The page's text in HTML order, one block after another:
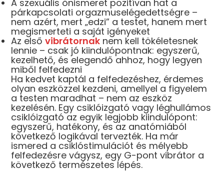
A szexuális önismeret pozitívan hat a
párkapcsolati orgazmuselégedettségre –
nem azért, mert „edzi” a testet, hanem mert
megismerteti a saját igényeket
Az elsővibrátornak nem kell tökéletesnek
lennie – csak jó kiindulópontnak: egyszerű,
kezelhető, és elegendő ahhoz, hogy legyen
miből felfedezni
Ha kedvet kaptál a felfedezéshez, érdemes
olyan eszközzel kezdeni, amellyel a figyelem
a testen maradhat – nem az eszköz
kezelésén. Egy csiklóizgató vagy léghullámos
csiklóizgató az egyik legjobb kiindulópont:
egyszerű, hatékony, és az anatómiából
következő logikával tervezték. Ha már
ismered a csiklóstimulációt és mélyebb
felfedezésre vágysz, egy G-pont vibrátor a
következő természetes lépés.